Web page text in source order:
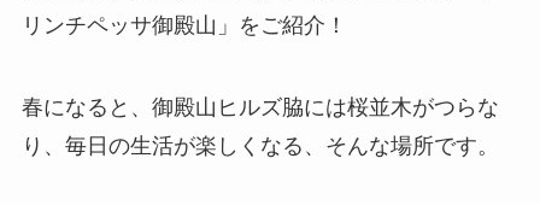
リンチペッサ御殿山」をご紹介！
春になると、御殿山ヒルズ脇には桜並木がつらな
り、毎日の生活が楽しくなる、そんな場所です。